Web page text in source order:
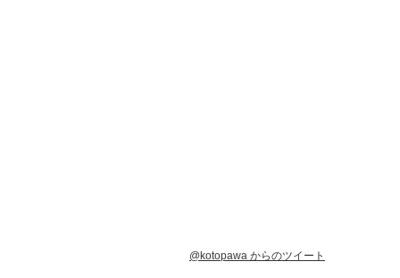
@kotopawa からのツイート